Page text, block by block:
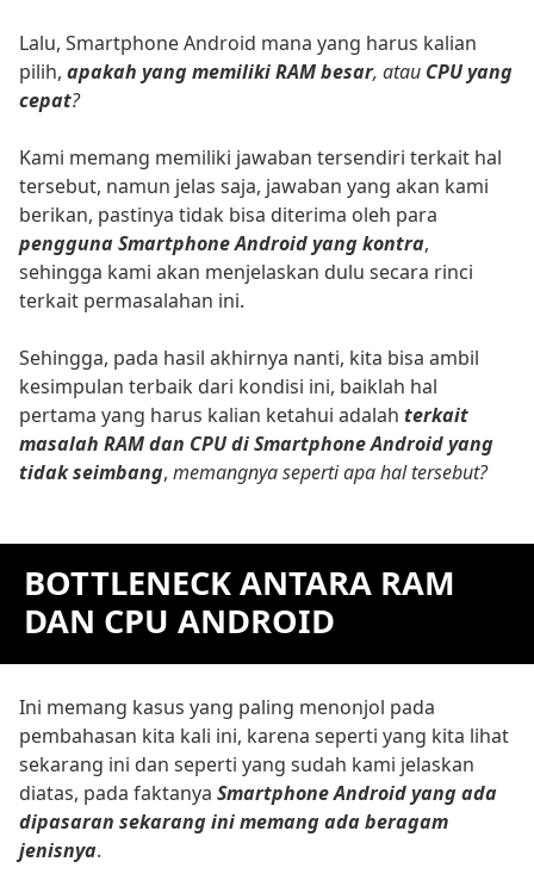
Lalu, Smartphone Android mana yang harus kalian
pilih, apakah yang memiliki RAM besar, atau CPU yang
cepat?
Kami memang memiliki jawaban tersendiri terkait hal
tersebut, namun jelas saja, jawaban yang akan kami
berikan, pastinya tidak bisa diterima oleh para
pengguna Smartphone Android yang kontra,
sehingga kami akan menjelaskan dulu secara rinci
terkait permasalahan ini.
Sehingga, pada hasil akhirnya nanti, kita bisa ambil
kesimpulan terbaik dari kondisi ini, baiklah hal
pertama yang harus kalian ketahui adalah terkait
masalah RAM dan CPU di Smartphone Android yang
tidak seimbang, memangnya seperti apa hal tersebut?
BOTTLENECK ANTARA RAM
DAN CPU ANDROID
Ini memang kasus yang paling menonjol pada
pembahasan kita kali ini, karena seperti yang kita lihat
sekarang ini dan seperti yang sudah kami jelaskan
diatas, pada faktanya Smartphone Android yang ada
dipasaran sekarang ini memang ada beragam
jenisnya.